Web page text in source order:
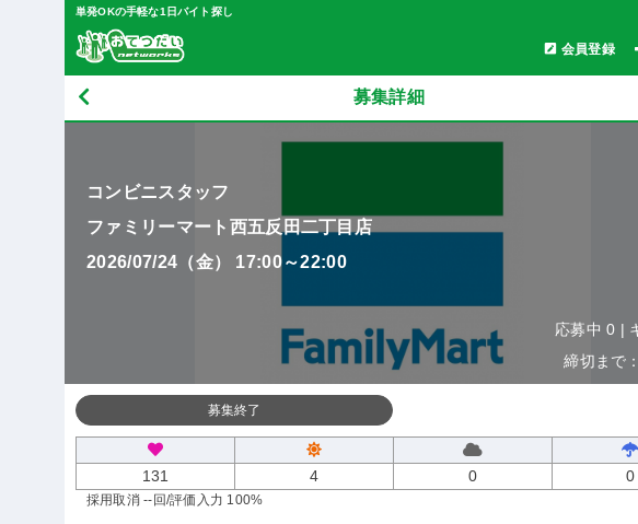
単発OKの手軽な1日バイト探し
会員登録
募集詳細
コンビニスタッフ
ファミリーマート西五反田二丁目店
2026/07/24（金） 17:00～22:00
応募中 0 |
締切まで
募集終了
131 4 0 0
採用取消 --回/評価入力 100%